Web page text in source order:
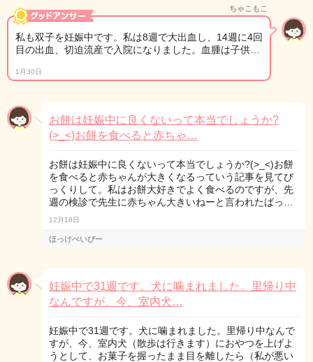
ちゃこもこ
私も双子を妊娠中です。私は8週で大出血し、14週に4回
目の出血、切迫流産で入院になりました。血腫は子供…
1月30日
お餅は妊娠中に良くないって本当でしょうか?
(>_<)お餅を食べると赤ちゃ…
お餅は妊娠中に良くないって本当でしょうか?(>_<)お餅
を食べると赤ちゃんが大きくなるっていう記事を見てび
っくりして。私はお餅大好きでよく食べるのですが、先
週の検診で先生に赤ちゃん大きいねーと言われたばっ…
12月18日
ほっけべいびー
妊娠中で31週です。犬に噛まれました。里帰り中
なんですが、今、室内犬…
妊娠中で31週です。犬に噛まれました。里帰り中なんで
すが、今、室内犬（散歩は行きます）におやつを上げよ
うとして、お菓子を握ったまま目を離したら（私が悪い